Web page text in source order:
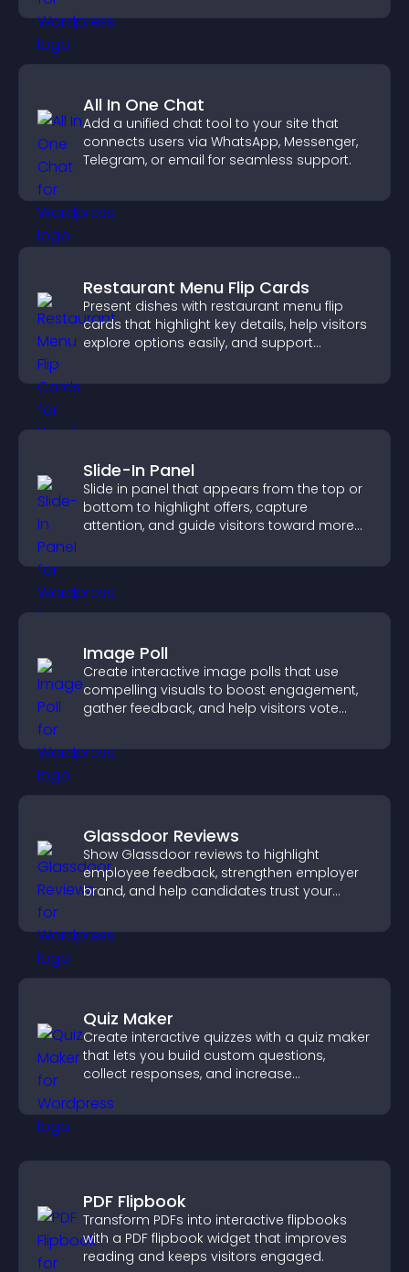
All In One Chat
Add a unified chat tool to your site that
connects users via WhatsApp, Messenger,
Telegram, or email for seamless support.
Restaurant Menu Flip Cards
Present dishes with restaurant menu flip
cards that highlight key details, help visitors
explore options easily, and support
Slide-In Panel
Slide in panel that appears from the top or
bottom to highlight offers, capture
attention, and guide visitors toward more
Image Poll
Create interactive image polls that use
compelling visuals to boost engagement,
gather feedback, and help visitors vote
Glassdoor Reviews
Show Glassdoor reviews to highlight
employee feedback, strengthen employer
brand, and help candidates trust your
Quiz Maker
Create interactive quizzes with a quiz maker
that lets you build custom questions,
collect responses, and increase
PDF Flipbook
Transform PDFs into interactive flipbooks
with a PDF flipbook widget that improves
reading and keeps visitors engaged.